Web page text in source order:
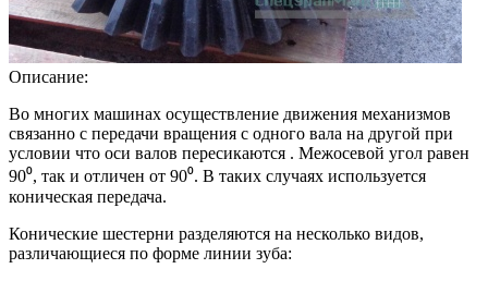
Описание:
Во многих машинах осуществление движения механизмов
связанно с передачи вращения с одного вала на другой при
условии что оси валов пересикаются . Межосевой угол равен
90⁰, так и отличен от 90⁰. В таких случаях используется
коническая передача.
Конические шестерни разделяются на несколько видов,
различающиеся по форме линии зуба: